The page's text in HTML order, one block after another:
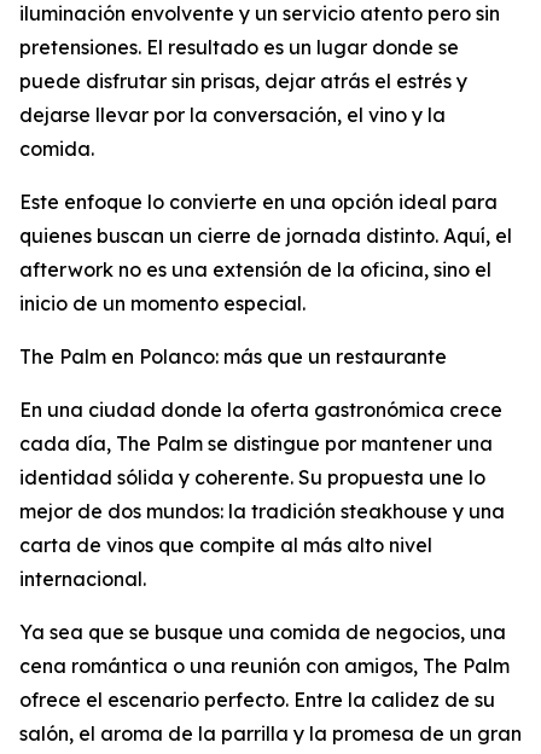
iluminación envolvente y un servicio atento pero sin
pretensiones. El resultado es un lugar donde se
puede disfrutar sin prisas, dejar atrás el estrés y
dejarse llevar por la conversación, el vino y la
comida.
Este enfoque lo convierte en una opción ideal para
quienes buscan un cierre de jornada distinto. Aquí, el
afterwork no es una extensión de la oficina, sino el
inicio de un momento especial.
The Palm en Polanco: más que un restaurante
En una ciudad donde la oferta gastronómica crece
cada día, The Palm se distingue por mantener una
identidad sólida y coherente. Su propuesta une lo
mejor de dos mundos: la tradición steakhouse y una
carta de vinos que compite al más alto nivel
internacional.
Ya sea que se busque una comida de negocios, una
cena romántica o una reunión con amigos, The Palm
ofrece el escenario perfecto. Entre la calidez de su
salón, el aroma de la parrilla y la promesa de un gran